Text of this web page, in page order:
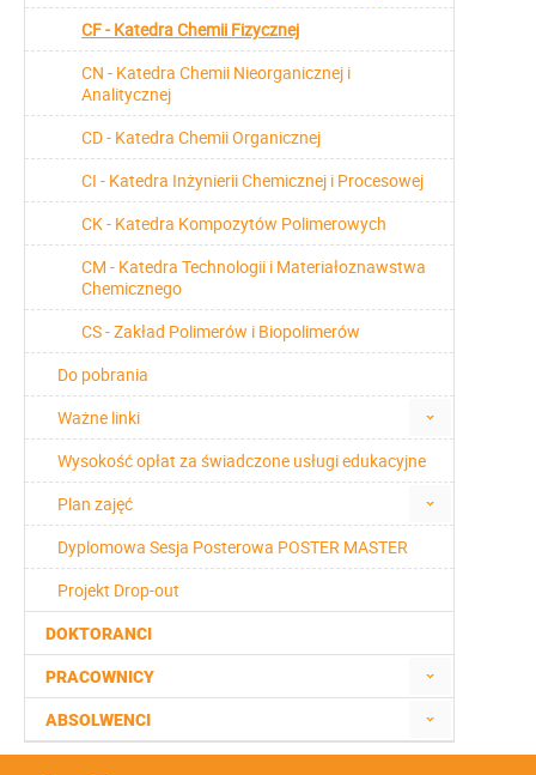
CF - Katedra Chemii Fizycznej
CN - Katedra Chemii Nieorganicznej i
Analitycznej
CD - Katedra Chemii Organicznej
CI - Katedra Inżynierii Chemicznej i Procesowej
CK - Katedra Kompozytów Polimerowych
CM - Katedra Technologii i Materiałoznawstwa
Chemicznego
CS - Zakład Polimerów i Biopolimerów
Do pobrania
Ważne linki
Wysokość opłat za świadczone usługi edukacyjne
Plan zajęć
Dyplomowa Sesja Posterowa POSTER MASTER
Projekt Drop-out
DOKTORANCI
PRACOWNICY
ABSOLWENCI